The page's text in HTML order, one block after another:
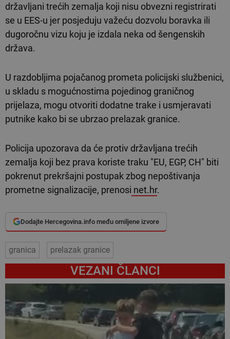
državljani trećih zemalja koji nisu obvezni registrirati
se u EES-u jer posjeduju važeću dozvolu boravka ili
dugoročnu vizu koju je izdala neka od šengenskih
država.
U razdobljima pojačanog prometa policijski službenici,
u skladu s mogućnostima pojedinog graničnog
prijelaza, mogu otvoriti dodatne trake i usmjeravati
putnike kako bi se ubrzao prelazak granice.
Policija upozorava da će protiv državljana trećih
zemalja koji bez prava koriste traku "EU, EGP, CH" biti
pokrenut prekršajni postupak zbog nepoštivanja
prometne signalizacije, prenosi net.hr.
Dodajte Hercegovina.info među omiljene izvore
granica prelazak granice
VEZANI ČLANCI